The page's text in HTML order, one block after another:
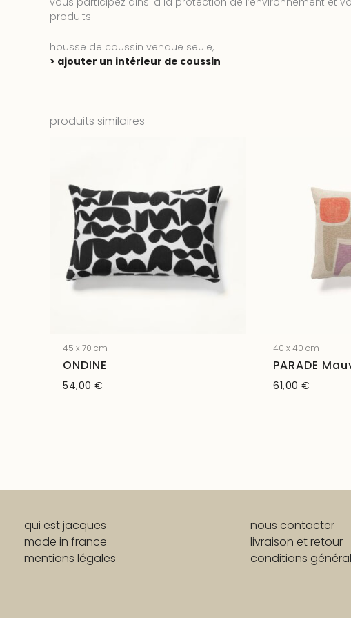
produits.
housse de coussin vendue seule,
> ajouter un intérieur de coussin
produits similaires
45 x 70 cm
ONDINE
54,00€
40 x 40 cm
PARADE
61,00€
qui est jacques
made in france
mentions légales
nous contacter
livraison et retour
conditions